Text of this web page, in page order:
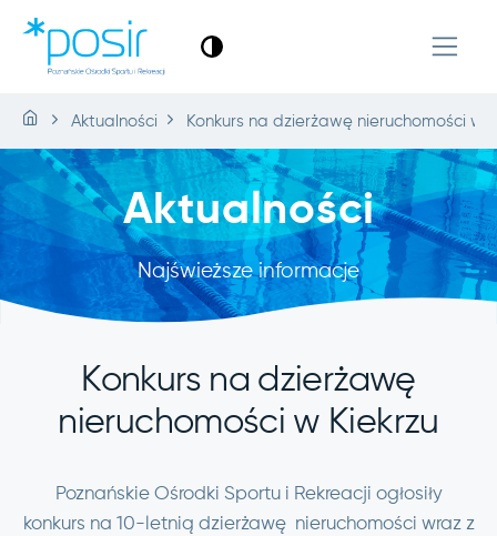
Aktualności Konkurs na dzierżawę nieruchomości w
Aktualności
Najświeższe informacje
Konkurs na dzierżawę
nieruchomości w Kiekrzu
Poznańskie Ośrodki Sportu i Rekreacji ogłosiły
konkurs na 10-letnią dzierżawę nieruchomości wraz z